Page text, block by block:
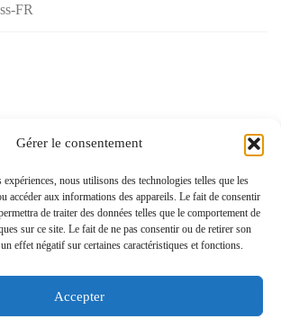
Gérer le consentement
nous utilisons des technologies telles que les
accéder aux informations des appareils. Le fait de consentir
de traiter des données telles que le comportement de
sur ce site. Le fait de ne pas consentir ou de retirer son
effet négatif sur certaines caractéristiques et fonctions.
Accepter
FR